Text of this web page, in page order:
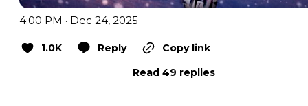
4:00 PM · Dec 24, 2025
1.0K Reply
Copy link
Read 49 replies